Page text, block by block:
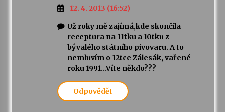
12. 4. 2013 (16:52)
Už roky mě zajímá,kde skončila
receptura na 11tku a 10tku z
bývalého státního pivovaru. A to
nemluvím o 12tce Zálesák, vařené
roku 1991…Víte někdo???
Odpovědět